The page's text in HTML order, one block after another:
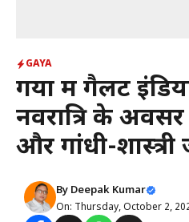
GAYA
गया में गैलेंट
नवरात्रि के
और गांधी-
By Deepak Kumar
On: Thursday, October 2,